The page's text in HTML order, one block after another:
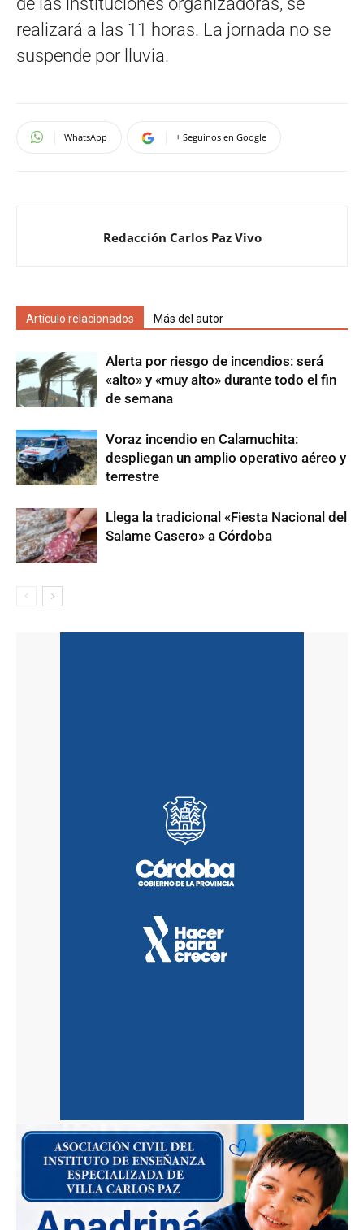
realizará a las 11 horas. La jornada no se
suspende por lluvia.
WhatsApp + Seguinos en Google
Redacción Carlos Paz Vivo
Artículo relacionados Más del autor
Alerta por riesgo de incendios: será
«alto» y «muy alto» durante todo el fin
de semana
Voraz incendio en Calamuchita:
despliegan un amplio operativo aéreo y
terrestre
Llega la tradicional «Fiesta Nacional del
Salame Casero» a Córdoba